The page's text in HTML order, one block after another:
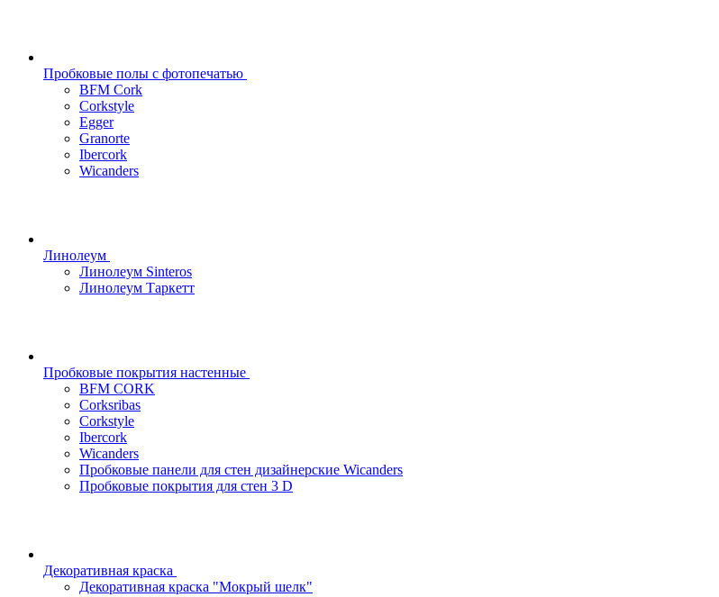
Пробковые полы с фотопечатью
BFM Cork
Corkstyle
Egger
Granorte
Ibercork
Wicanders
Линолеум
Линолеум Sinteros
Линолеум Таркетт
Пробковые покрытия настенные
BFM CORK
Corksribas
Corkstyle
Ibercork
Wicanders
Пробковые панели для стен дизайнерские Wicanders
Пробковые покрытия для стен 3 D
Декоративная краска
Декоративная краска "Мокрый шелк"